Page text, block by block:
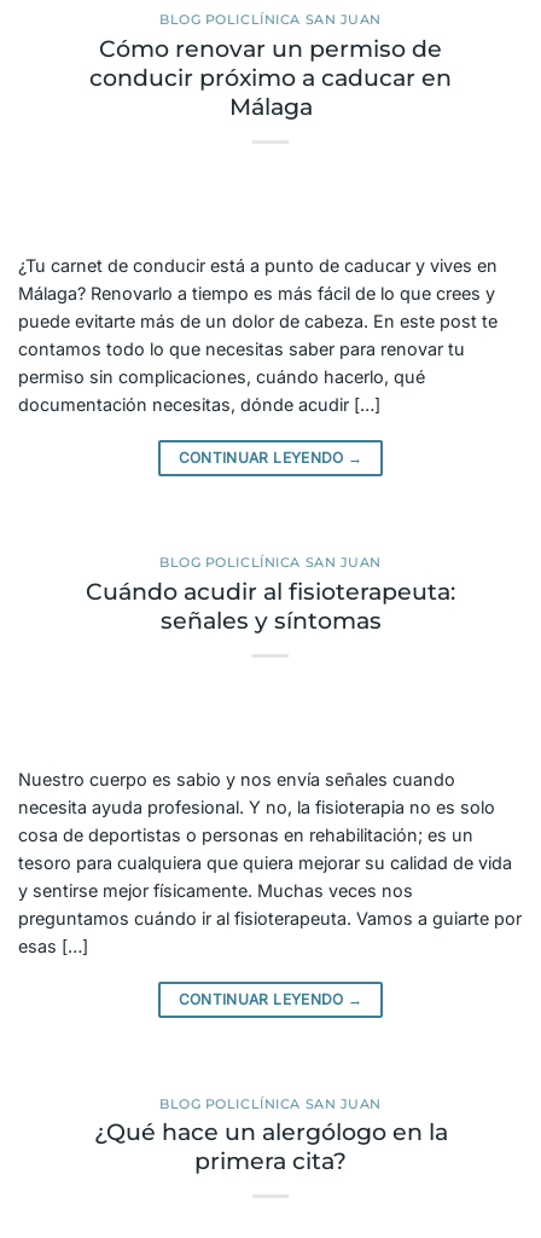
BLOG POLICLÍNICA SAN JUAN
Cómo renovar un permiso de
conducir próximo a caducar en
Málaga
¿Tu carnet de conducir está a punto de caducar y vives en
Málaga? Renovarlo a tiempo es más fácil de lo que crees y
puede evitarte más de un dolor de cabeza. En este post te
contamos todo lo que necesitas saber para renovar tu
permiso sin complicaciones, cuándo hacerlo, qué
documentación necesitas, dónde acudir […]
CONTINUAR LEYENDO →
BLOG POLICLÍNICA SAN JUAN
Cuándo acudir al fisioterapeuta:
señales y síntomas
Nuestro cuerpo es sabio y nos envía señales cuando
necesita ayuda profesional. Y no, la fisioterapia no es solo
cosa de deportistas o personas en rehabilitación; es un
tesoro para cualquiera que quiera mejorar su calidad de vida
y sentirse mejor físicamente. Muchas veces nos
preguntamos cuándo ir al fisioterapeuta. Vamos a guiarte por
esas […]
CONTINUAR LEYENDO →
BLOG POLICLÍNICA SAN JUAN
¿Qué hace un alergólogo en la
primera cita?